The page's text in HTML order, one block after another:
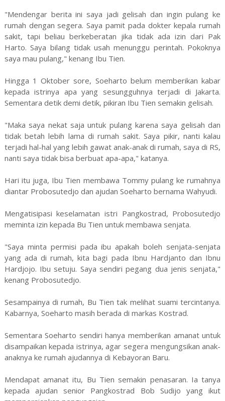
"Mendengar berita ini saya jadi gelisah dan ingin pulang ke
rumah dengan segera. Saya pamit pada dokter kepala rumah
sakit, tapi beliau berkeberatan jika tidak ada izin dari Pak
Harto. Saya bilang tidak usah menunggu perintah. Pokoknya
saya mau pulang," kenang Ibu Tien.
Hingga 1 Oktober sore, Soeharto belum memberikan kabar
kepada istrinya apa yang sesungguhnya terjadi di Jakarta.
Sementara detik demi detik, pikiran Ibu Tien semakin gelisah.
"Maka saya nekat saja untuk pulang karena saya gelisah dan
tidak betah lebih lama di rumah sakit. Saya pikir, nanti kalau
terjadi hal-hal yang lebih gawat anak-anak di rumah, saya di RS,
nanti saya tidak bisa berbuat apa-apa," katanya.
Hari itu juga, Ibu Tien membawa Tommy pulang ke rumahnya
diantar Probosutedjo dan ajudan Soeharto bernama Wahyudi.
Mengatisipasi keselamatan istri Pangkostrad, Probosutedjo
meminta izin kepada Bu Tien untuk membawa senjata.
"Saya minta permisi pada ibu apakah boleh senjata-senjata
yang ada di rumah, kita bagi pada Ibnu Hardjanto dan Ibnu
Hardjojo. Ibu setuju. Saya sendiri pegang dua jenis senjata,"
kenang Probosutedjo.
Sesampainya di rumah, Bu Tien tak melihat suami tercintanya.
Kabarnya, Soeharto masih berada di markas Kostrad.
Sementara Soeharto sendiri hanya memberikan amanat untuk
disampaikan kepada istrinya, agar segera mengungsikan anak-
anaknya ke rumah ajudannya di Kebayoran Baru.
Mendapat amanat itu, Bu Tien semakin penasaran. Ia tanya
kepada ajudan senior Pangkostrad Bob Sudijo yang ikut